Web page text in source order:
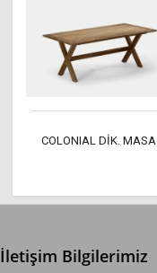
COLONIAL DİK. MASA
İletişim Bilgilerimiz